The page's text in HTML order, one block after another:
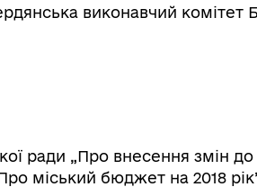
виконавчий комітет
ради „Про внесення змін
міський бюджет на 2018